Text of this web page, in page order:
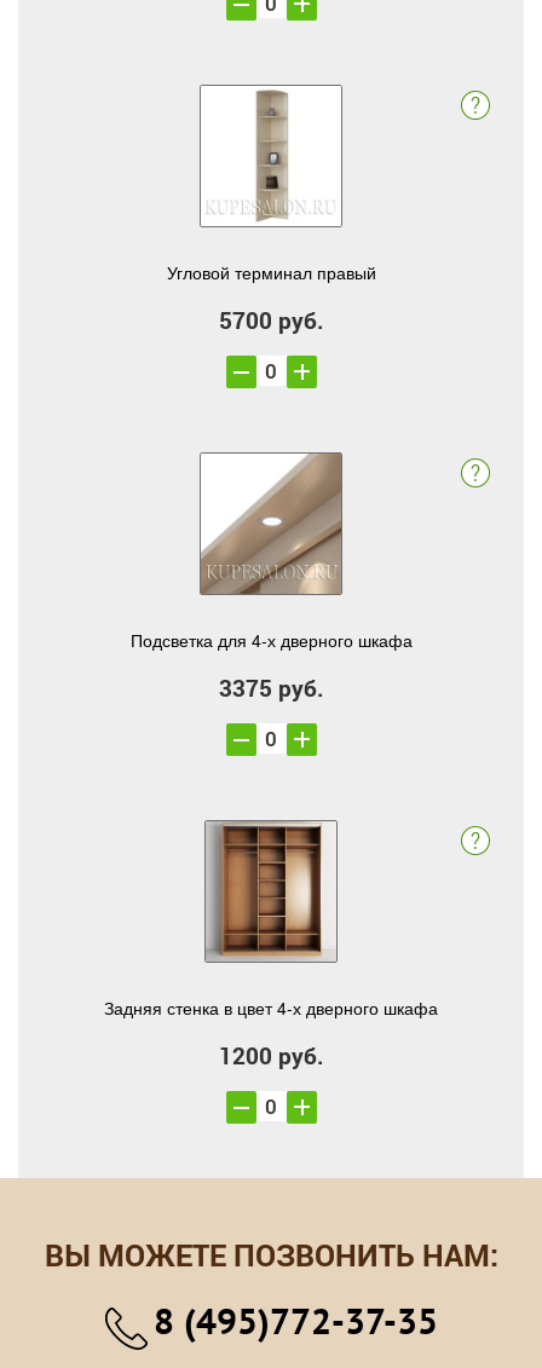
Угловой терминал правый
5700 руб.
Подсветка для 4-х дверного шкафа
3375 руб.
Задняя стенка в цвет 4-х дверного шкафа
1200 руб.
ВЫ МОЖЕТЕ ПОЗВОНИТЬ НАМ:
8 (495)772-37-35